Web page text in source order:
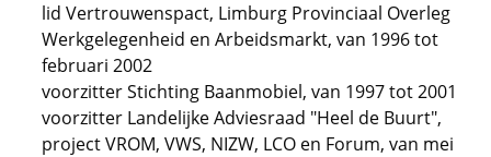
lid Vertrouwenspact, Limburg Provinciaal Overleg
Werkgelegenheid en Arbeidsmarkt, van 1996 tot
februari 2002
voorzitter Stichting Baanmobiel, van 1997 tot 2001
voorzitter Landelijke Adviesraad "Heel de Buurt",
project VROM, VWS, NIZW, LCO en Forum, van mei